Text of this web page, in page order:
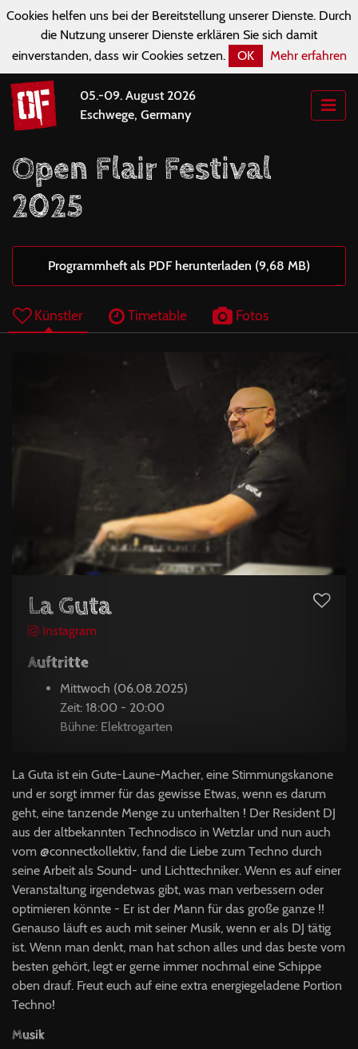
Cookies helfen uns bei der Bereitstellung unserer Dienste. Durch
die Nutzung unserer Dienste erklären Sie sich damit
einverstanden, dass wir Cookies setzen.
OK Mehr erfahren
05.-09. August 2026
Eschwege, Germany
Open Flair Festival
2025
Programmheft als PDF herunterladen (9,68 MB)
Künstler Timetable Fotos
La Guta
Instagram
Auftritte
Mittwoch (06.08.2025)
Zeit: 18:00 - 20:00
Bühne: Elektrogarten
La Guta ist ein Gute-Laune-Macher, eine Stimmungskanone
und er sorgt immer für das gewisse Etwas, wenn es darum
geht, eine tanzende Menge zu unterhalten ! Der Resident DJ
aus der altbekannten Technodisco in Wetzlar und nun auch
vom @connectkollektiv, fand die Liebe zum Techno durch
seine Arbeit als Sound- und Lichttechniker. Wenn es auf einer
Veranstaltung irgendetwas gibt, was man verbessern oder
optimieren könnte - Er ist der Mann für das große ganze !!
Genauso läuft es auch mit seiner Musik, wenn er als DJ tätig
ist. Wenn man denkt, man hat schon alles und das beste vom
besten gehört, legt er gerne immer nochmal eine Schippe
oben drauf. Freut euch auf eine extra energiegeladene Portion
Techno!
Musik